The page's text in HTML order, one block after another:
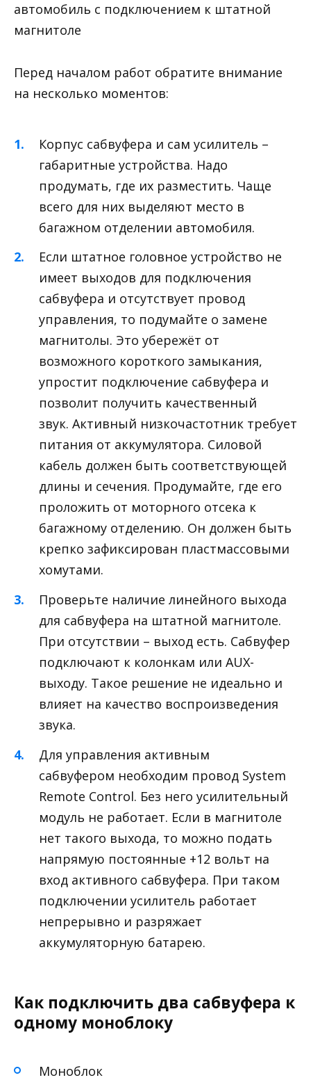
автомобиль с подключением к штатной
магнитоле
Перед началом работ обратите внимание
на несколько моментов:
Корпус сабвуфера и сам усилитель –
габаритные устройства. Надо
продумать, где их разместить. Чаще
всего для них выделяют место в
багажном отделении автомобиля.
Если штатное головное устройство не
имеет выходов для подключения
сабвуфера и отсутствует провод
управления, то подумайте о замене
магнитолы. Это убережёт от
возможного короткого замыкания,
упростит подключение сабвуфера и
позволит получить качественный
звук. Активный низкочастотник требует
питания от аккумулятора. Силовой
кабель должен быть соответствующей
длины и сечения. Продумайте, где его
проложить от моторного отсека к
багажному отделению. Он должен быть
крепко зафиксирован пластмассовыми
хомутами.
Проверьте наличие линейного выхода
для сабвуфера на штатной магнитоле.
При отсутствии – выход есть. Сабвуфер
подключают к колонкам или AUX-
выходу. Такое решение не идеально и
влияет на качество воспроизведения
звука.
Для управления активным
сабвуфером необходим провод System
Remote Control. Без него усилительный
модуль не работает. Если в магнитоле
нет такого выхода, то можно подать
напрямую постоянные +12 вольт на
вход активного сабвуфера. При таком
подключении усилитель работает
непрерывно и разряжает
аккумуляторную батарею.
Как подключить два сабвуфера к
одному моноблоку
Моноблок